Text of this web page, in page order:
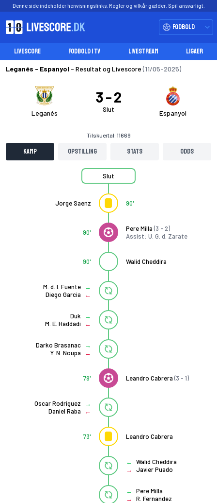
Denne side indeholder henvisningslinks. Regler og vilkår gælder. Spil ansvarligt.
Fodbold
LIVESCORE FODBOLD I TV LIVESTREAM LIGAER
Leganés - Espanyol - Resultat og Livescore(11/05-2025)
Leganés
3 2
Slut Espanyol
Tilskuertal: 11669
Kamp Opstilling Stats Odds
Slut
Jorge Saenz 90'
Pere Milla (3 - 2)
Assist: U. G. d. Zarate
90'
Walid Cheddira
90'
M. d. l. Fuente
Diego Garcia
Duk
M. E. Haddadi
Darko Brasanac
Y. N. Noupa
Leandro Cabrera (3 - 1)
79'
Oscar Rodriguez
Daniel Raba
Leandro Cabrera
73'
Walid Cheddira
Javier Puado
Pere Milla
R. Fernandez